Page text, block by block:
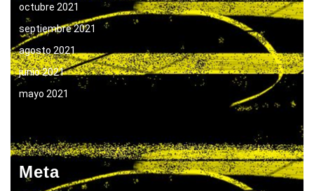
octubre 2021
septiembre 2021
agosto 2021
junio 2021
mayo 2021
Meta